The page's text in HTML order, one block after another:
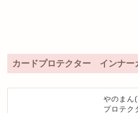
カードプロテクター インナー
やのまん
プロテク